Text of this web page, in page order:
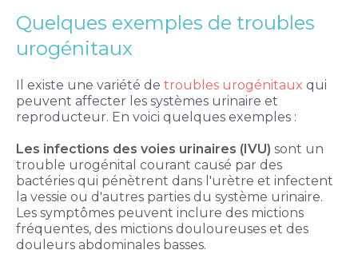
Quelques exemples de troubles
urogénitaux
Il existe une variété de troubles urogénitaux qui
peuvent affecter les systèmes urinaire et
reproducteur. En voici quelques exemples :
Les infections des voies urinaires (IVU) sont un
trouble urogénital courant causé par des
bactéries qui pénètrent dans l'urètre et infectent
la vessie ou d'autres parties du système urinaire.
Les symptômes peuvent inclure des mictions
fréquentes, des mictions douloureuses et des
douleurs abdominales basses.